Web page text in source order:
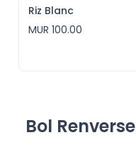
Riz Blanc
MUR 100.00
Bol Renverse